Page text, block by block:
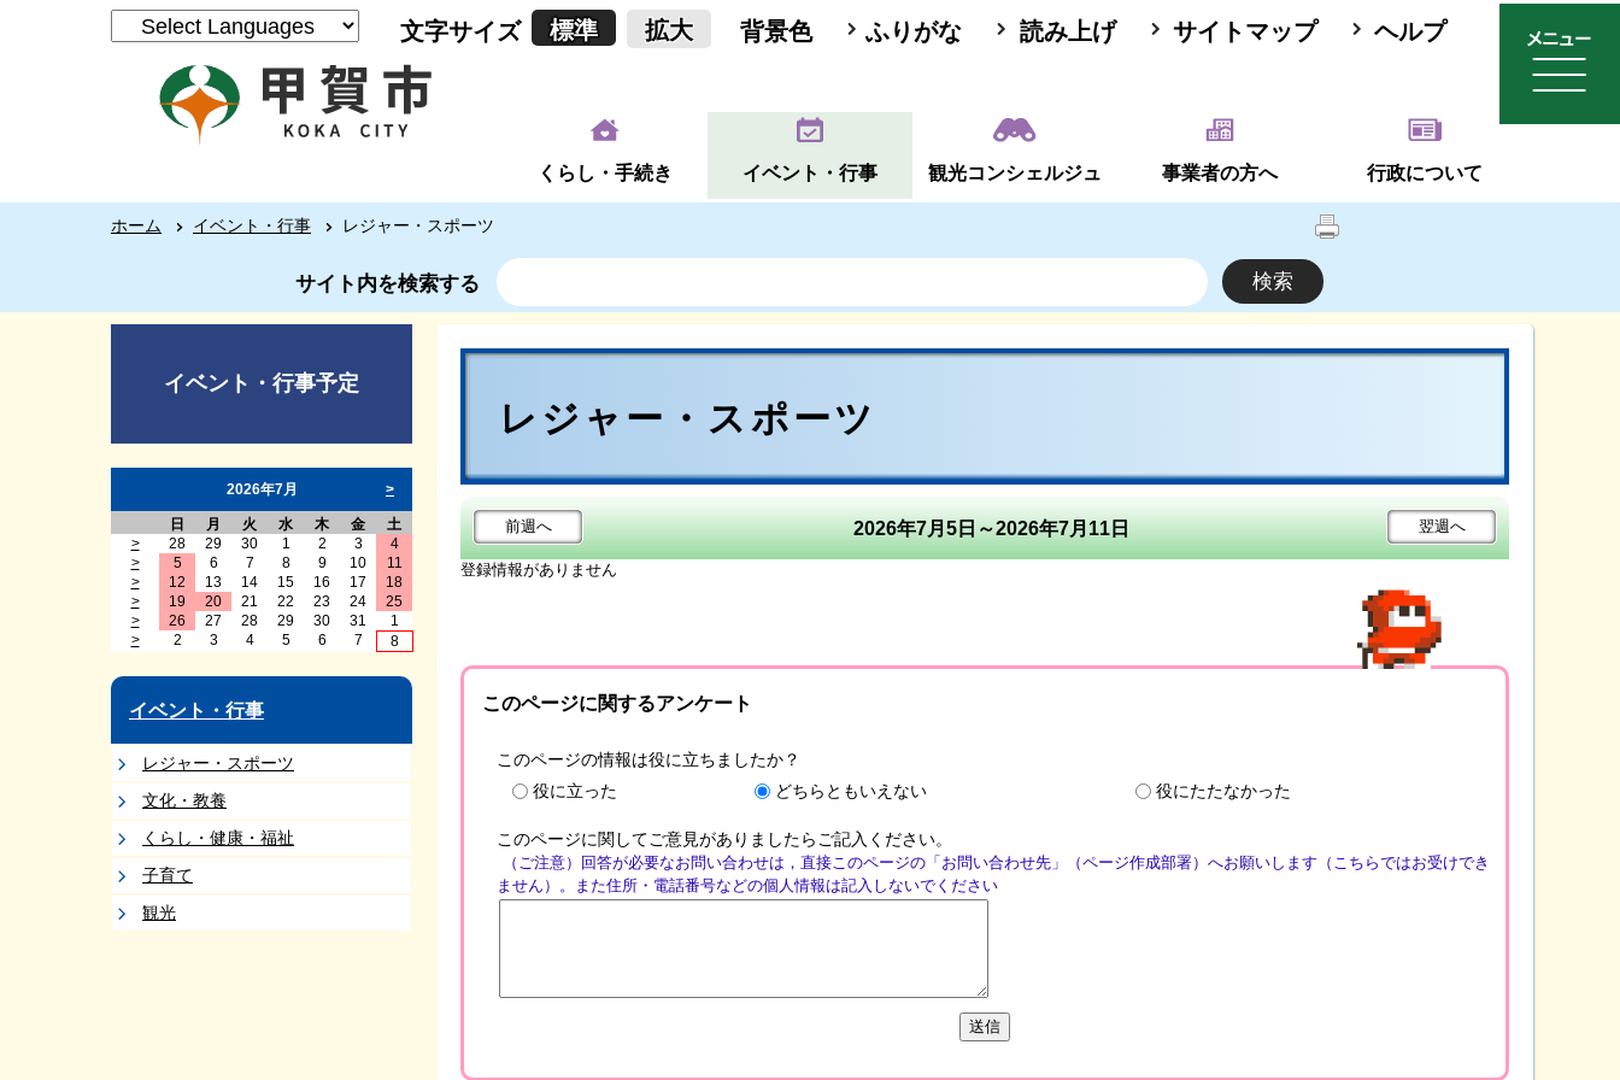
文字サイズ 標準 拡大 背景色 ふりがな 読み上げ サイトマップ ヘルプ
くらし・手続き イベント・行事 観光コンシェルジュ 事業者の方へ 行政について
ホーム イベント・行事 レジャー・スポーツ
サイト内を検索する
イベント・行事予定
2026年7月 >
日 月 火 水 木 金
土
>
28 29 30 1 2 3
4
>
5 6 7 8 9 10
11
>
12 13 14 15 16 17
18
>
19 20 21 22 23 24
25
>
26 27 28 29 30 31
1
>
2 3 4 5 6 7 8
イベント・行事
レジャー・スポーツ
文化・教養
くらし・健康・福祉
子育て
観光
レジャー・スポーツ
2026年7月5日～2026年7月11日 翌週へ
前週へ
登録情報がありません
このページに関するアンケート
このページの情報は役に立ちましたか？
役に立った
どちらともいえない 役にたたなかった
このページに関してご意見がありましたらご記入ください。
（ご注意）回答が必要なお問い合わせは，直接このページの「お問い合わせ先」（ページ作成部署）へお願いします（こちらではお受けでき
ません）。また住所・電話番号などの個人情報は記入しないでください